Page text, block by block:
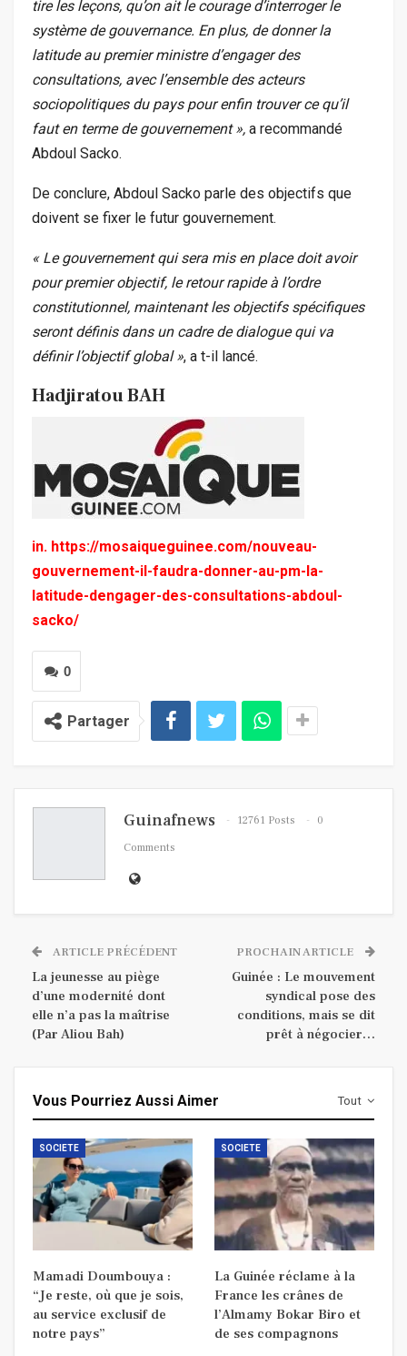
tire les leçons, qu’on ait le courage d’interroger le
système de gouvernance. En plus, de donner la
latitude au premier ministre d’engager des
consultations, avec l’ensemble des acteurs
sociopolitiques du pays pour enfin trouver ce qu’il
faut en terme de gouvernement », a recommandé
Abdoul Sacko.
De conclure, Abdoul Sacko parle des objectifs que
doivent se fixer le futur gouvernement.
« Le gouvernement qui sera mis en place doit avoir
pour premier objectif, le retour rapide à l’ordre
constitutionnel, maintenant les objectifs spécifiques
seront définis dans un cadre de dialogue qui va
définir l’objectif global », a t-il lancé.
Hadjiratou BAH
in. https://mosaiqueguinee.com/nouveau-
gouvernement-il-faudra-donner-au-pm-la-
latitude-dengager-des-consultations-abdoul-
sacko/
0
Partager
Guinafnews 12761 Posts
0
Comments
ARTICLE PRÉCÉDENT
La jeunesse au piège
d’une modernité dont
elle n’a pas la maîtrise
(Par Aliou Bah)
PROCHAIN ARTICLE
Guinée : Le mouvement
syndical pose des
conditions, mais se dit
prêt à négocier…
Tout
Vous Pourriez Aussi Aimer
SOCIETE
Mamadi Doumbouya :
“Je reste, où que je sois,
au service exclusif de
notre pays”
SOCIETE
La Guinée réclame à la
France les crânes de
l’Almamy Bokar Biro et
de ses compagnons